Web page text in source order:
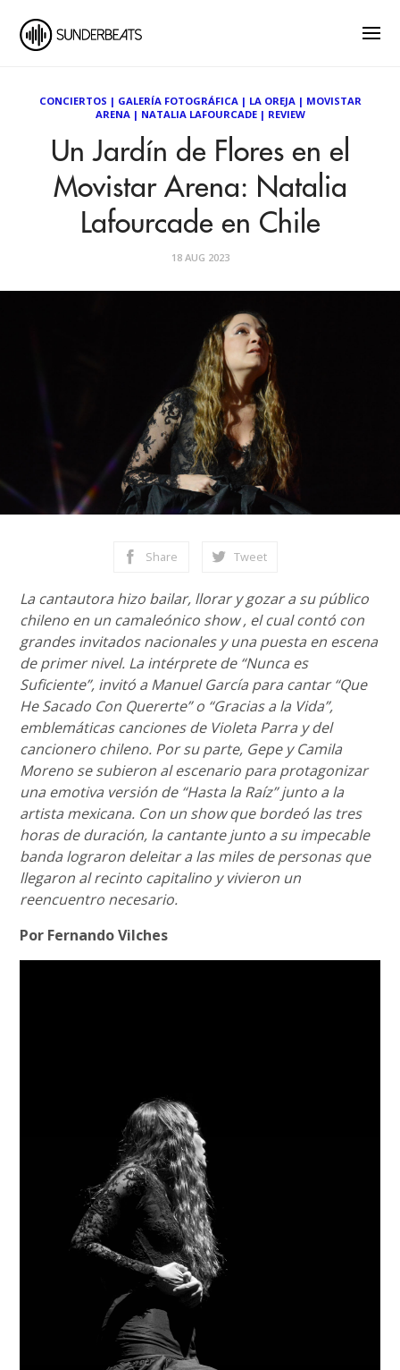
CONCIERTOS | GALERÍA FOTOGRÁFICA| LA OREJA| MOVISTAR
ARENA| NATALIA LAFOURCADE| REVIEW
Un Jardín de Flores en el
Movistar Arena: Natalia
Lafourcade en Chile
18 AUG 2023
Share Tweet
La cantautora hizo bailar, llorar y gozar a su público
chileno en un camaleónico show , el cual contó con
grandes invitados nacionales y una puesta en escena
de primer nivel. La intérprete de “Nunca es
Suficiente”, invitó a Manuel García para cantar “Que
He Sacado Con Quererte” o “Gracias a la Vida”,
emblemáticas canciones de Violeta Parra y del
cancionero chileno. Por su parte, Gepe y Camila
Moreno se subieron al escenario para protagonizar
una emotiva versión de “Hasta la Raíz” junto a la
artista mexicana. Con un show que bordeó las tres
horas de duración, la cantante junto a su impecable
banda lograron deleitar a las miles de personas que
llegaron al recinto capitalino y vivieron un
reencuentro necesario.
Por Fernando Vilches